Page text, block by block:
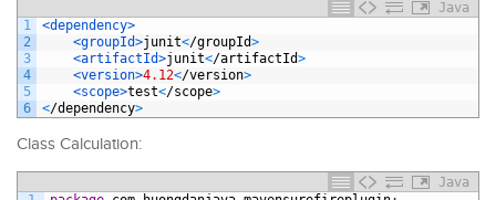
Java
1
2
3
4
5
6
<dependency>
<groupId>junit</groupId>
<artifactId>junit</artifactId>
<version>4.12</version>
<scope>test</scope>
</dependency>
Class Calculation:
Java